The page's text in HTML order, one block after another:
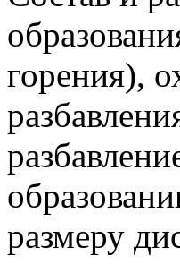
горения),
размеру